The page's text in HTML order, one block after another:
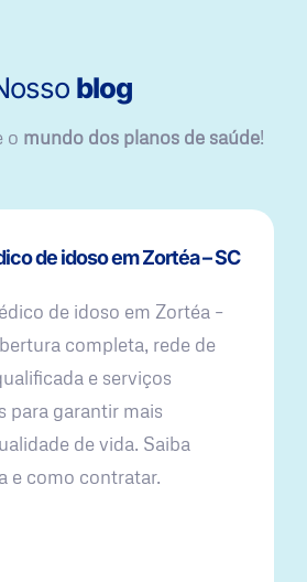
blog
o mundo dos planos de saúde!
de idoso em Zortéa – SC
de idoso em Zortéa –
completa, rede de
e serviços
para garantir mais
de vida. Saiba
e como contratar.